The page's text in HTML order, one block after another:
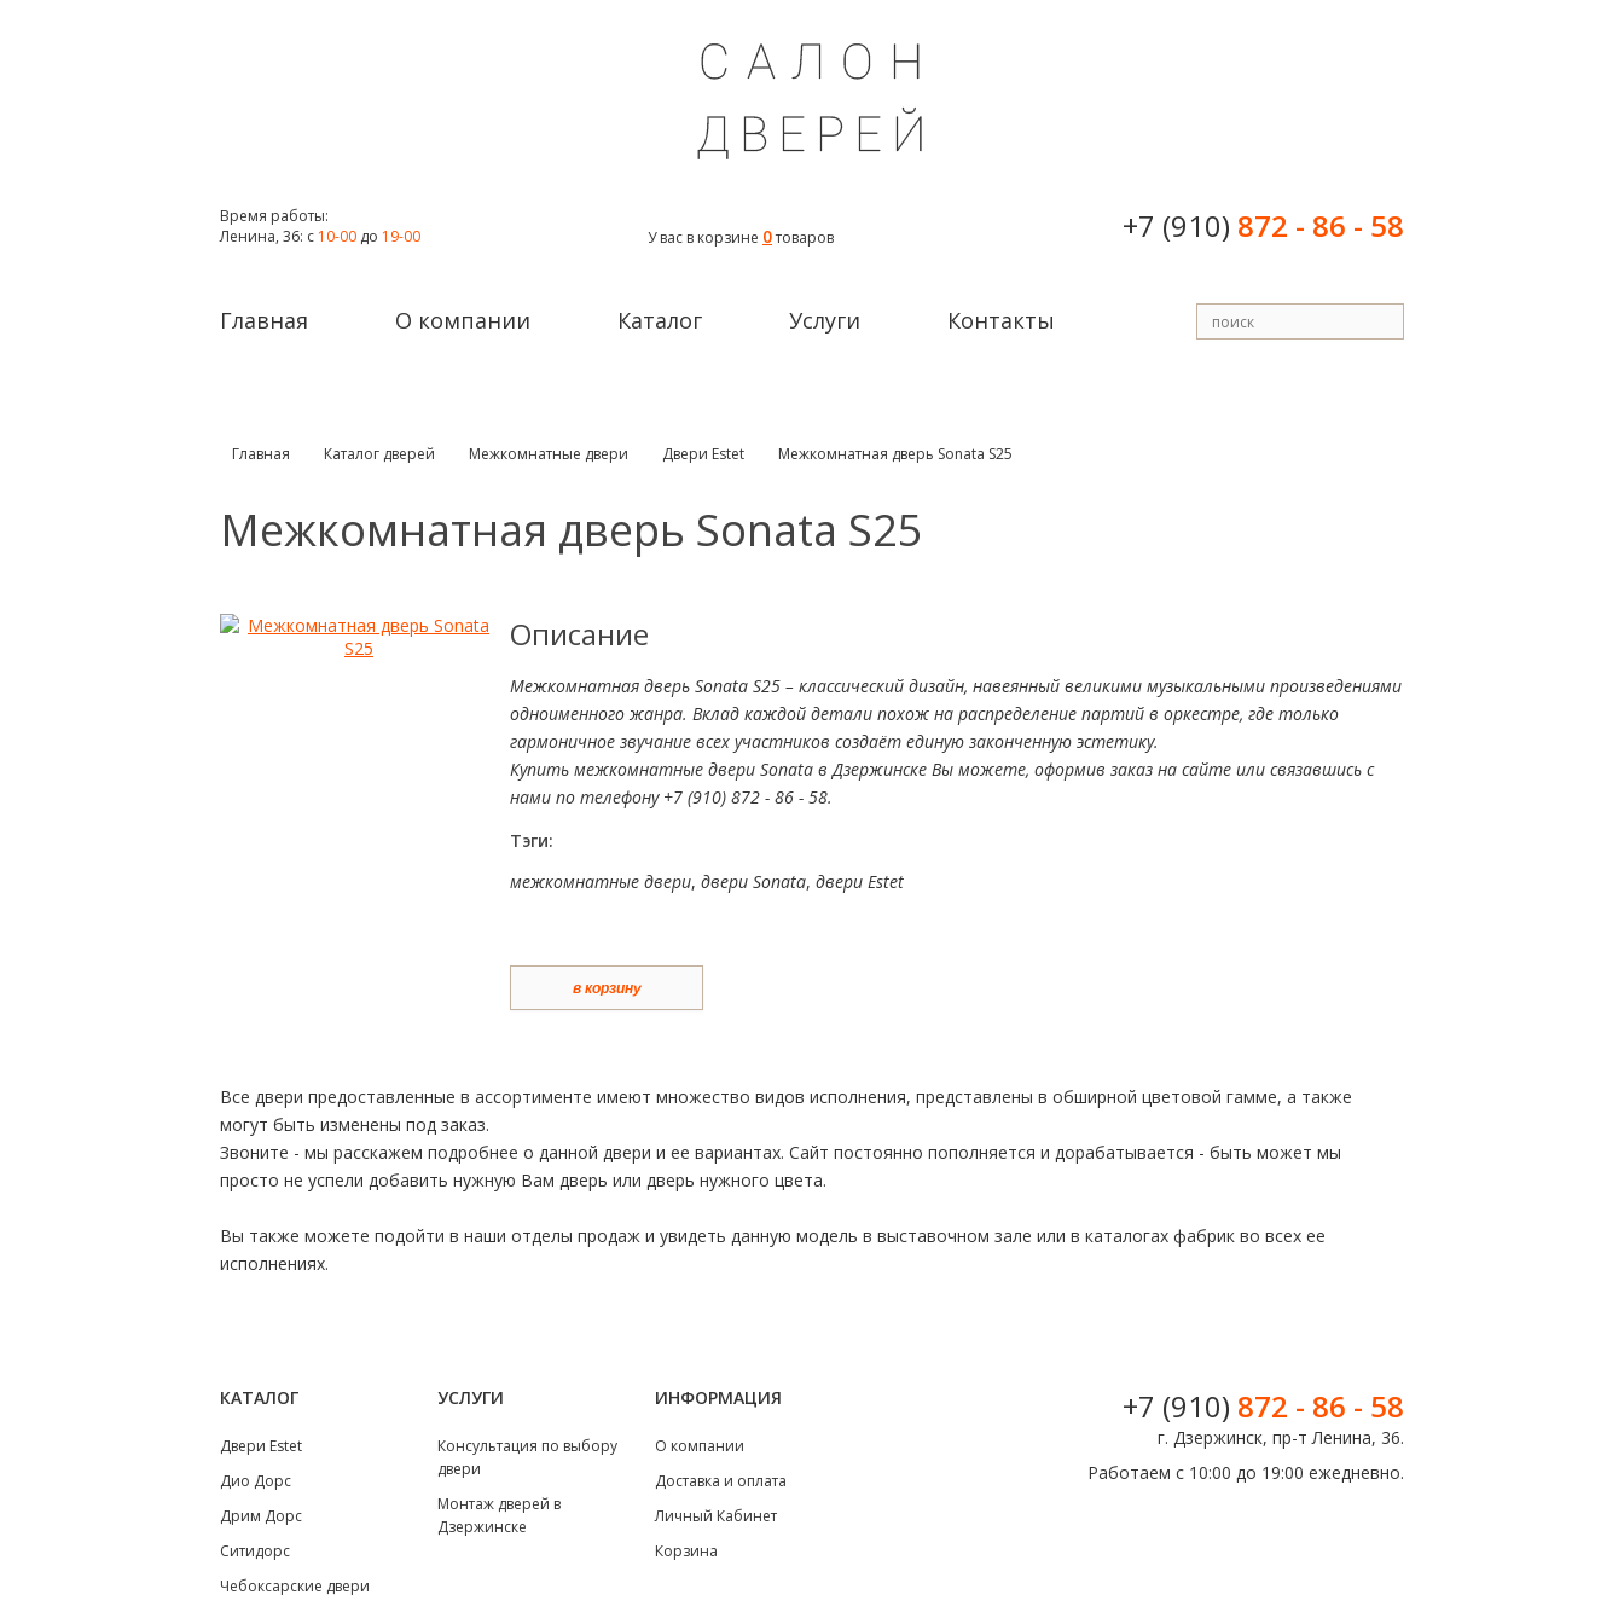
Время работы:
Ленина, 36: с 10-00 до 19-00 У вас в корзине 0товаров +7 (910) 872 - 86 - 58
Главная О компании Каталог Услуги Контакты
Главная Каталог дверей Межкомнатные двери Двери Estet Межкомнатная дверь Sonata S25
Межкомнатная дверь Sonata S25
Описание
Межкомнатная дверь Sonata S25 – классический дизайн, навеянный великими музыкальными произведениями
одноименного жанра. Вклад каждой детали похож на распределение партий в оркестре, где только
гармоничное звучание всех участников создаёт единую законченную эстетику.
Купить межкомнатные двери Sonata в Дзержинске Вы можете, оформив заказ на сайте или связавшись с
нами по телефону +7 (910) 872 - 86 - 58.
Тэги:
межкомнатные двери, двери Sonata, двери Estet
в корзину
Все двери предоставленные в ассортименте имеют множество видов исполнения, представлены в обширной цветовой гамме, а также
могут быть изменены под заказ.
Звоните - мы расскажем подробнее о данной двери и ее вариантах. Сайт постоянно пополняется и дорабатывается - быть может мы
просто не успели добавить нужную Вам дверь или дверь нужного цвета.
Вы также можете подойти в наши отделы продаж и увидеть данную модель в выставочном зале или в каталогах фабрик во всех ее
исполнениях.
КАТАЛОГ
Двери Estet
Дио Дорс
Дрим Дорс
Ситидорс
Чебоксарские двери
УСЛУГИ
Консультация по выбору
двери
Монтаж дверей в
Дзержинске
ИНФОРМАЦИЯ
О компании
Доставка и оплата
Личный Кабинет
Корзина
+7 (910) 872 - 86 - 58
г. Дзержинск, пр-т Ленина, 36.
Работаем с 10:00 до 19:00 ежедневно.